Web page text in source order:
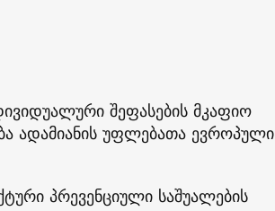
შეფასების მკაფიო
ადამიანის უფლებათა ევროპული
პრევენციული საშუალების